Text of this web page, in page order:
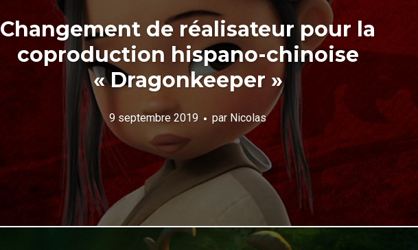
Changement de réalisateur pour la
coproduction hispano-chinoise
« Dragonkeeper »
9 septembre 2019 par Nicolas